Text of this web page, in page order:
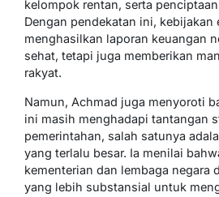
kelompok rentan, serta
Dengan pendekatan ini,
menghasilkan laporan keuangan
sehat, tetapi juga memberikan
rakyat.
Namun, Achmad juga menyoroti
ini masih menghadapi tantangan
pemerintahan, salah satunya
yang terlalu besar. Ia menilai
kementerian dan lembaga negara
yang lebih substansial untuk